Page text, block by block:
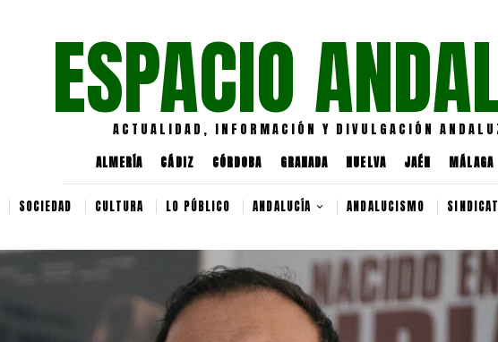
ESPACIO
ACTUALIDAD, INFORMACIÓN Y DIVULGACIÓN
ALMERÍA CÁDIZ CÓRDOBA GRANADA HUELVA JAÉN MÁLAGA
SOCIEDAD CULTURA LO PÚBLICO ANDALUCÍA ANDALUCISMO